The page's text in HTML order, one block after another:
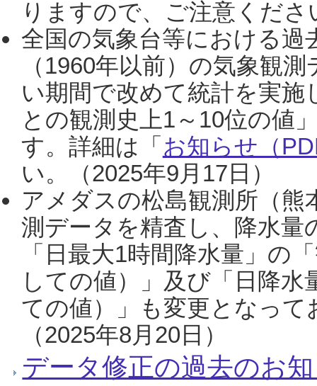
りますので、ご注意くだ
全国の気象台等における過
（1960年以前）の気象観
い期間で改めて統計を実
との観測史上1～10位の値
す。詳細は「 お知らせ（
い。（2025年9月17日）
アメダスの松島観測所（熊
測データを精査し、降水
「日最大1時間降水量」の
しての値）」及び「日降
ての値）」も変更となっ
（2025年8月20日）
データ修正の過去のお